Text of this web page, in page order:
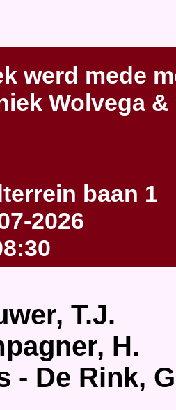
werd mede
Wolvega &
baan 1
2026
T.J.
H.
- De Rink,